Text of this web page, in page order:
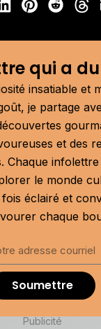
qui a
insatiable et
je partage
et des
Chaque
le monde
éclairé et
chaque
Soumettre
Publicité